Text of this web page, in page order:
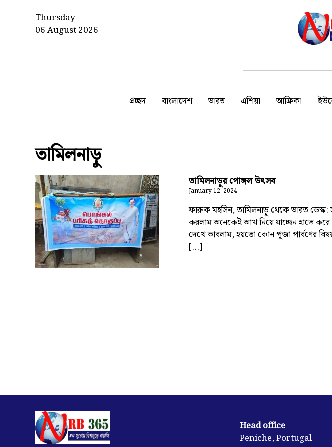
Thursday
06 August 2026
প্রচ্ছদ বাংলাদেশ ভারত এশিয়া আফ্রিকা
তামিলনাড়ু
তামিলনাড়ুর পোঙ্গল উৎসব
January 12, 2024
ফারুক মহসিন, তামিলনাড়ু থেকে ভারত ডেস্ক:
করলাম অনেকেই আখ নিয়ে যাচ্ছেন হাতে
দেখে ভাবলাম, হয়তো কোন পূজা পার্বণের
[…]
Head office
Peniche, Portugal